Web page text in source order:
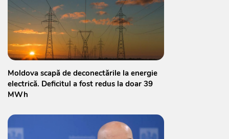
Moldova scapă de deconectările la energie
electrică. Deficitul a fost redus la doar 39
MWh